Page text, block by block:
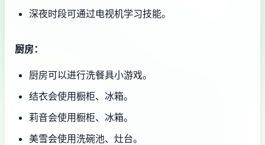
深夜时段可通过电视机学习技能。
厨房：
厨房可以进行洗餐具小游戏。
结衣会使用橱柜、冰箱。
莉音会使用橱柜、冰箱。
美雪会使用洗碗池、灶台。